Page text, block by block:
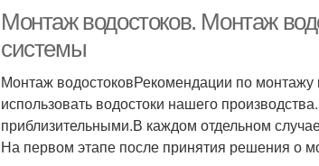
Монтаж водостоков. Монтаж
системы
Монтаж водостоковРекомендации по
использовать водостоки нашего
приблизительными.В каждом отдельном
На первом этапе после принятия решения о